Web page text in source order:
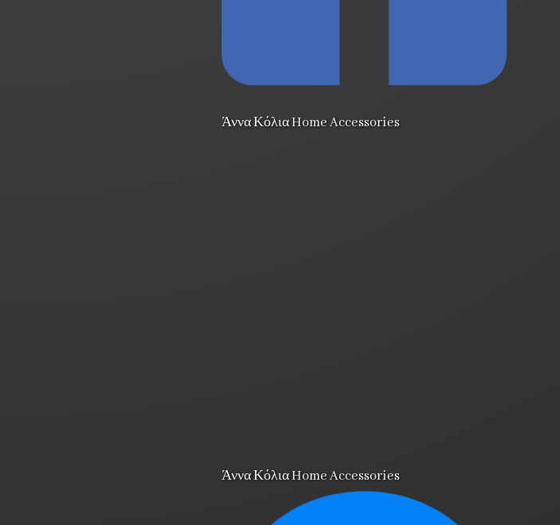
Άννα Κόλια Home Accessories
Άννα Κόλια Home Accessories